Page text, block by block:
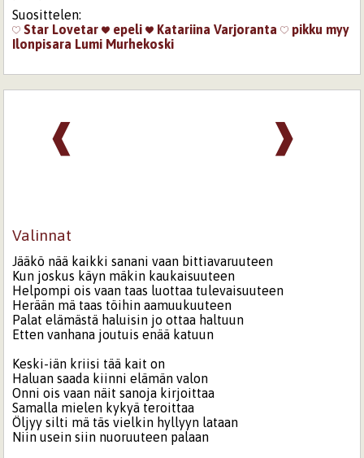
Suosittelen:
Star Lovetar epeli Katariina Varjoranta
pikku myy
Ilonpisara Lumi Murhekoski
❱
❰
Valinnat
Jääkö nää kaikki sanani vaan bittiavaruuteen
Kun joskus käyn mäkin kaukaisuuteen
Helpompi ois vaan taas luottaa tulevaisuuteen
Herään mä taas töihin aamuukuuteen
Palat elämästä haluisin jo ottaa haltuun
Etten vanhana joutuis enää katuun
Keski-iän kriisi tää kait on
Haluan saada kiinni elämän valon
Onni ois vaan näit sanoja kirjoittaa
Samalla mielen kykyä teroittaa
Öljyy silti mä täs vielkin hyllyyn lataan
Niin usein siin nuoruuteen palaan